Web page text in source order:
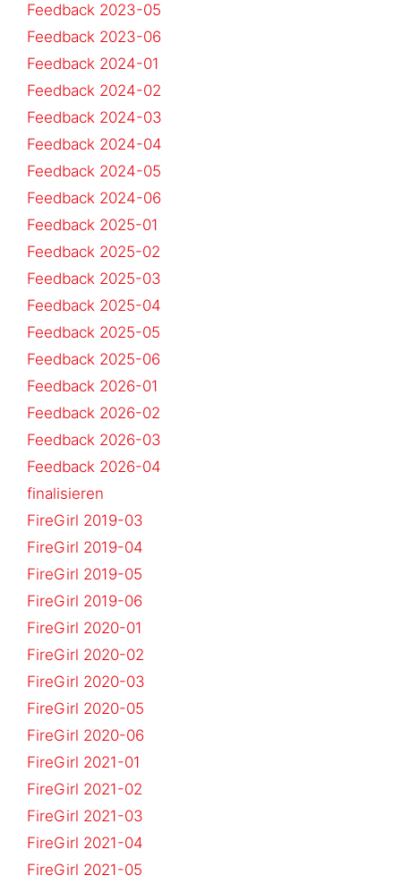
Feedback 2023-05
Feedback 2023-06
Feedback 2024-01
Feedback 2024-02
Feedback 2024-03
Feedback 2024-04
Feedback 2024-05
Feedback 2024-06
Feedback 2025-01
Feedback 2025-02
Feedback 2025-03
Feedback 2025-04
Feedback 2025-05
Feedback 2025-06
Feedback 2026-01
Feedback 2026-02
Feedback 2026-03
Feedback 2026-04
finalisieren
FireGirl 2019-03
FireGirl 2019-04
FireGirl 2019-05
FireGirl 2019-06
FireGirl 2020-01
FireGirl 2020-02
FireGirl 2020-03
FireGirl 2020-05
FireGirl 2020-06
FireGirl 2021-01
FireGirl 2021-02
FireGirl 2021-03
FireGirl 2021-04
FireGirl 2021-05